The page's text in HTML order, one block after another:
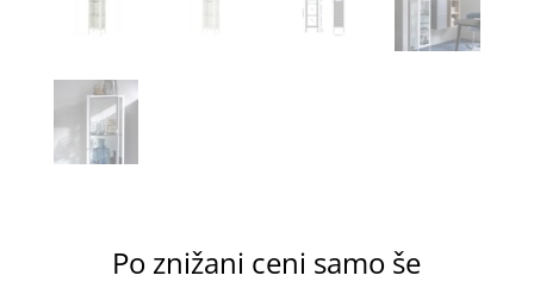
Po znižani ceni samo še